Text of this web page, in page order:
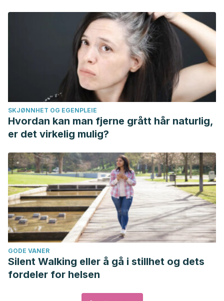
SKJØNNHET OG EGENPLEIE
Hvordan kan man fjerne grått hår naturlig,
er det virkelig mulig?
GODE VANER
Silent Walking eller å gå i stillhet og dets
fordeler for helsen